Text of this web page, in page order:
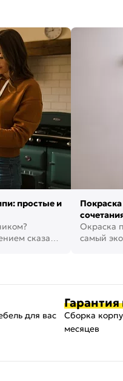
простые и
сказать,
фото
Окраска
самый
для вас
Гарантия
Сборка
месяцев